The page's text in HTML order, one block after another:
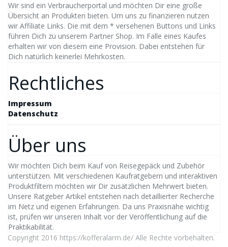
Wir sind ein Verbraucherportal und möchten Dir eine große
Übersicht an Produkten bieten. Um uns zu finanzieren nutzen
wir Affiliate Links. Die mit dem * versehenen Buttons und Links
führen Dich zu unserem Partner Shop. Im Falle eines Kaufes
erhalten wir von diesem eine Provision. Dabei entstehen für
Dich natürlich keinerlei Mehrkosten.
Rechtliches
Impressum
Datenschutz
Über uns
Wir möchten Dich beim Kauf von Reisegepäck und Zubehör
unterstützen. Mit verschiedenen Kaufratgebern und interaktiven
Produktfiltern möchten wir Dir zusätzlichen Mehrwert bieten.
Unsere Ratgeber Artikel entstehen nach detaillierter Recherche
im Netz und eigenen Erfahrungen. Da uns Praxisnähe wichtig
ist, prüfen wir unseren Inhalt vor der Veröffentlichung auf die
Praktikabilität.
Copyright 2016 https://kofferalarm.de/ Alle Rechte vorbehalten.